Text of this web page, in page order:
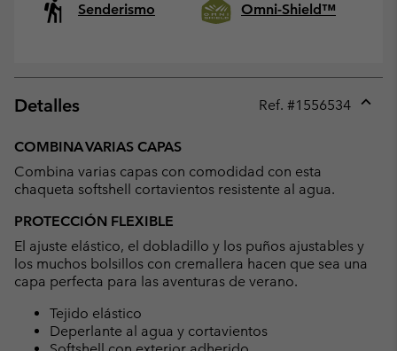
Senderismo Omni-Shield™
Detalles Ref. #1556534
COMBINA VARIAS CAPAS
Combina varias capas con comodidad con esta
chaqueta softshell cortavientos resistente al agua.
PROTECCIÓN FLEXIBLE
El ajuste elástico, el dobladillo y los puños ajustables y
los muchos bolsillos con cremallera hacen que sea una
capa perfecta para las aventuras de verano.
Tejido elástico
Deperlante al agua y cortavientos